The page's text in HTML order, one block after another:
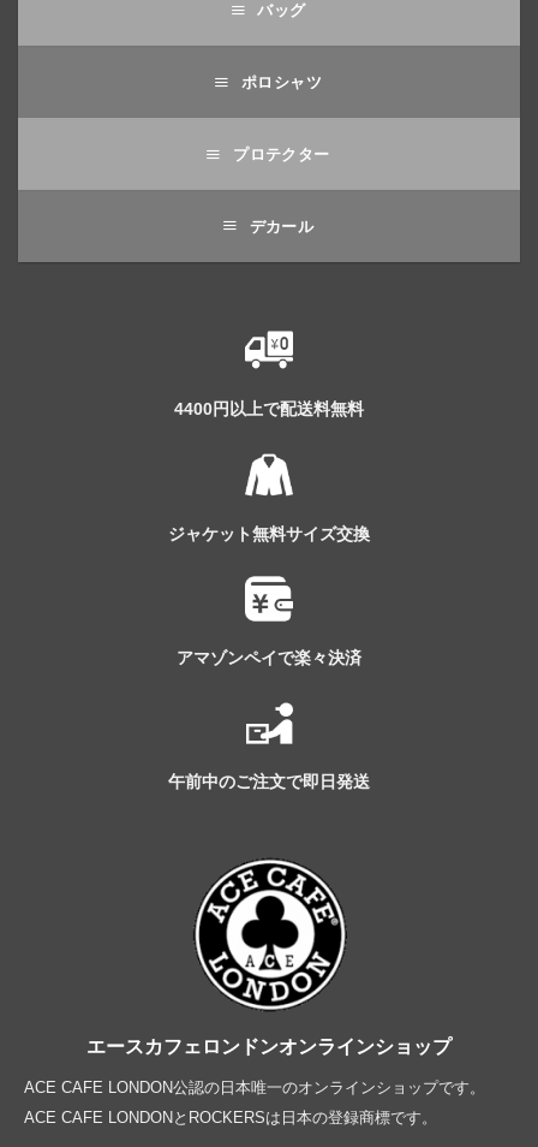
バッグ
ポロシャツ
プロテクター
デカール
4400円以上で配送料無料
ジャケット無料サイズ交換
アマゾンペイで楽々決済
午前中のご注文で即日発送
エースカフェロンドンオンラインショップ
ACE CAFE LONDON公認の日本唯一のオンラインショップです。
ACE CAFE LONDONとROCKERSは日本の登録商標です。